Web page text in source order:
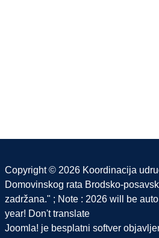
Copyright © 2026 Koordinacija
Domovinskog rata Brodsko-
zadržana." ; Note : 2026 will be
year! Don't translate
Joomla! je besplatni softver